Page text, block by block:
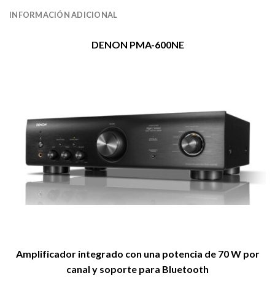
INFORMACIÓN ADICIONAL
DENON PMA-600NE
Amplificador integrado con una potencia de 70 W por
canal y soporte para Bluetooth